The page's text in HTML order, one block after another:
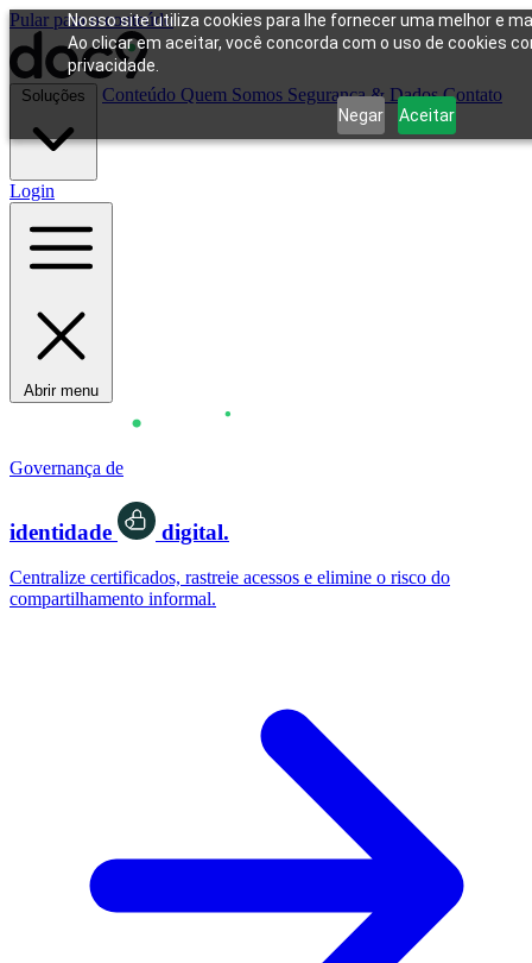
Nosso site utiliza cookies para lhe fornecer uma melhor e
Ao clicar em aceitar, você concorda com o uso de cookies
privacidade.
Negar Aceitar
Pular para o conteúdo
Soluções Conteúdo Quem Somos Segurança & DadosContato
Login
Abrir menu
Governança de
identidade digital.
Centralize certificados, rastreie acessos e elimine o risco do
compartilhamento informal.